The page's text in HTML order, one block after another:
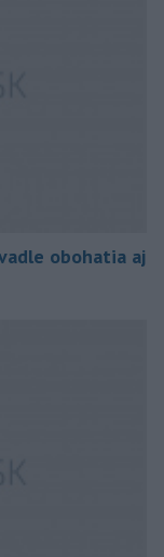
obohatia aj